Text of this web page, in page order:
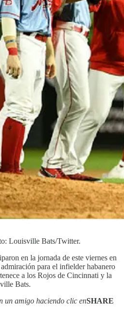
Louisville Bats/Twitter.
en la jornada de este viernes en
para el infielder habanero
a los Rojos de Cincinnati y la
Bats.
un amigo haciendo clic enSHARE